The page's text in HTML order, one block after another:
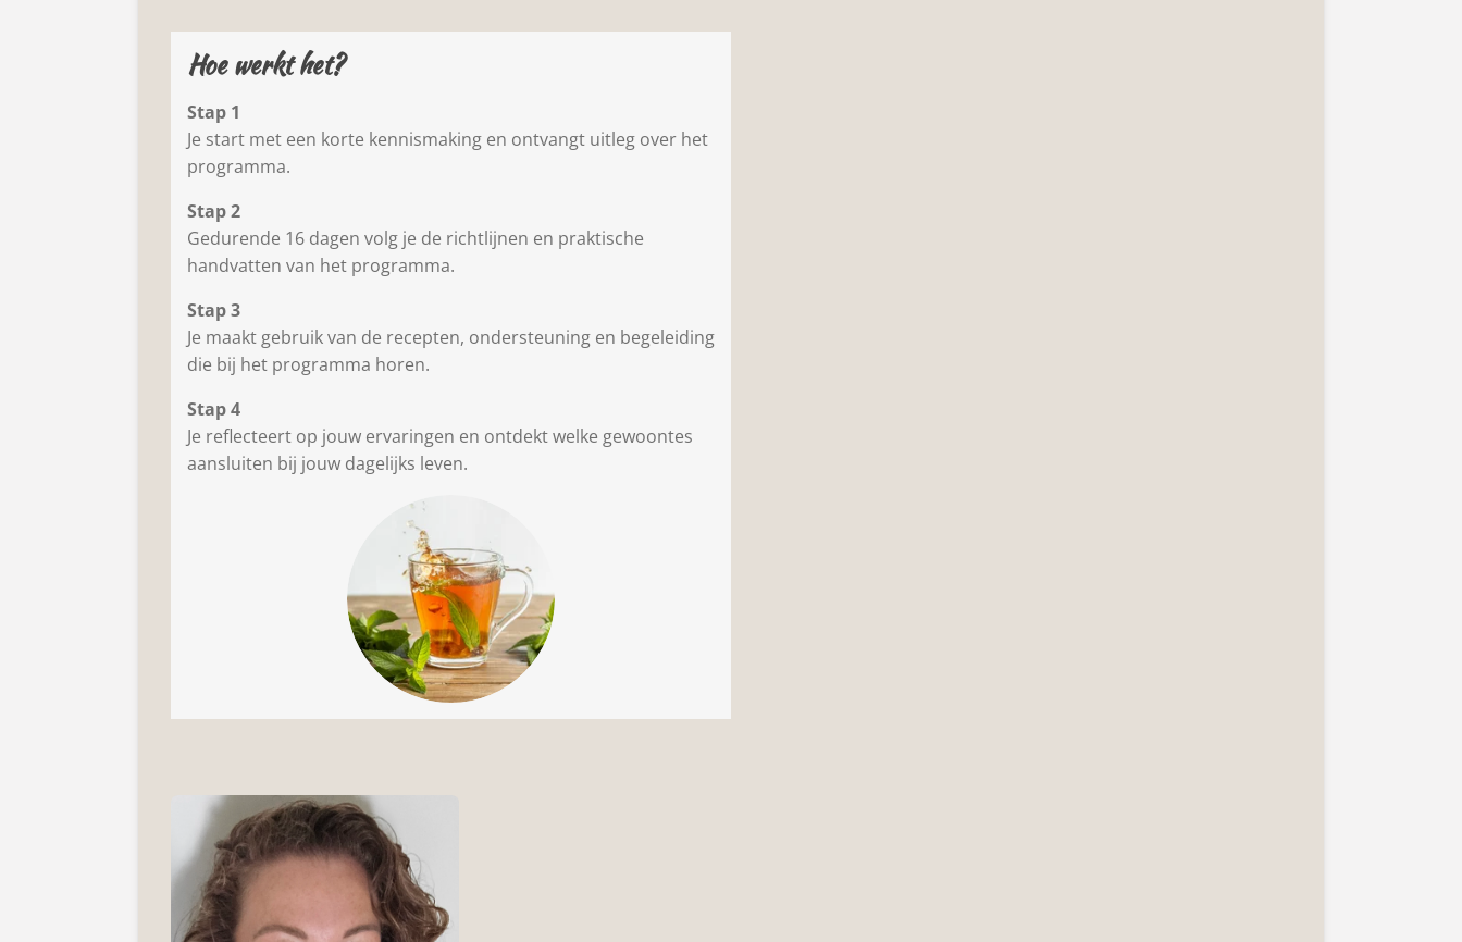
Hoe werkt het?
Stap 1
Je start met een korte kennismaking en ontvangt uitleg over het
programma.
Stap 2
Gedurende 16 dagen volg je de richtlijnen en praktische
handvatten van het programma.
Stap 3
Je maakt gebruik van de recepten, ondersteuning en begeleiding
die bij het programma horen.
Stap 4
Je reflecteert op jouw ervaringen en ontdekt welke gewoontes
aansluiten bij jouw dagelijks leven.